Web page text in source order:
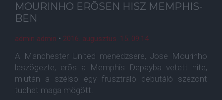
MOURINHO ERÕSEN HISZ MEMPHIS-
BEN
admin admin • 2016. augusztus. 15. 09:14
A Manchester United menedzsere, Jose Mourinho
leszögezte, erõs a Memphis Depayba vetett hite,
miután a szélsõ egy frusztráló debütáló szezont
tudhat maga mögött.